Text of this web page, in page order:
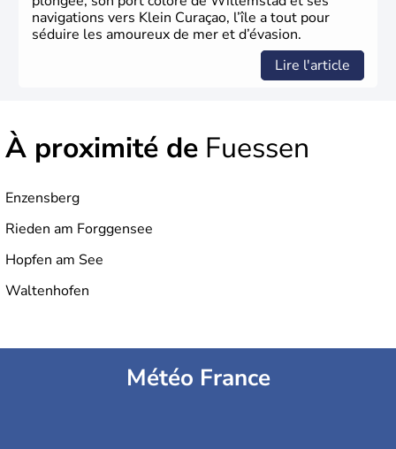
navigations vers Klein Curaçao, l’île a tout pour
séduire les amoureux de mer et d’évasion.
Lire l'article
À proximité de Fuessen
Enzensberg
Rieden am Forggensee
Hopfen am See
Waltenhofen
Météo France